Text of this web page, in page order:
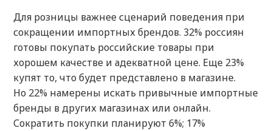
Для розницы важнее сценарий поведения при
сокращении импортных брендов. 32% россиян
готовы покупать российские товары при
хорошем качестве и адекватной цене. Еще 23%
купят то, что будет представлено в магазине.
Но 22% намерены искать привычные импортные
бренды в других магазинах или онлайн.
Сократить покупки планируют 6%; 17%